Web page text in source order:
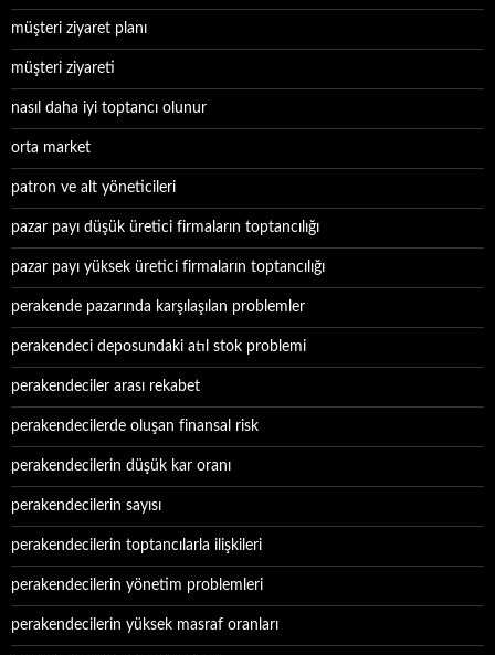
müşteri ziyaret planı
müşteri ziyareti
nasıl daha iyi toptancı olunur
orta market
patron ve alt yöneticileri
pazar payı düşük üretici firmaların toptancılığı
pazar payı yüksek üretici firmaların toptancılığı
perakende pazarında karşılaşılan problemler
perakendeci deposundaki atıl stok problemi
perakendeciler arası rekabet
perakendecilerde oluşan finansal risk
perakendecilerin düşük kar oranı
perakendecilerin sayısı
perakendecilerin toptancılarla ilişkileri
perakendecilerin yönetim problemleri
perakendecilerin yüksek masraf oranları